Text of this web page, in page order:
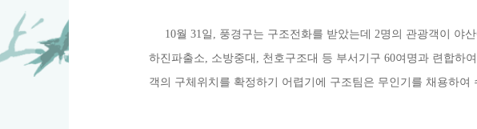
10월 31일, 풍경구는 구조전화를 받았는데 2명의 관광객이 야
하진파출소, 소방중대, 천호구조대 등 부서기구 60여명과 련합하
객의 구체위치를 확정하기 어렵기에 구조팀은 무인기를 채용하